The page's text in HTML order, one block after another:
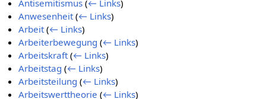
Antisemitismus (← Links)
Anwesenheit (← Links)
Arbeit (← Links)
Arbeiterbewegung (← Links)
Arbeitskraft (← Links)
Arbeitstag (← Links)
Arbeitsteilung (← Links)
Arbeitswerttheorie (← Links)